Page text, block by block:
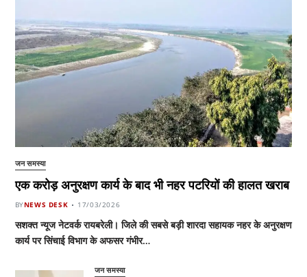
जन समस्या
एक करोड़ अनुरक्षण कार्य के बाद भी नहर पटरियों की हालत खराब
BYNEWS DESK 17/03/2026
सशक्त न्यूज नेटवर्क रायबरेली। जिले की सबसे बड़ी शारदा सहायक नहर के अनुरक्षण
कार्य पर सिंचाई विभाग के अफसर गंभीर…
जन समस्या